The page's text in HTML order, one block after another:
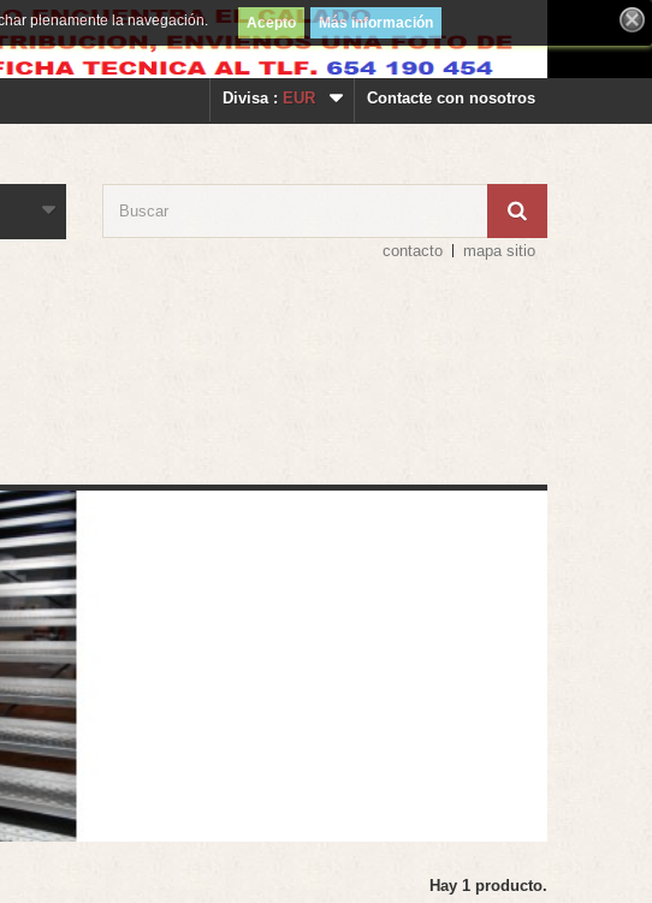
Contacte con nosotros
Divisa : EUR
contacto mapa sitio
plenamente la navegación. Acepto Más información
Hay 1 producto.